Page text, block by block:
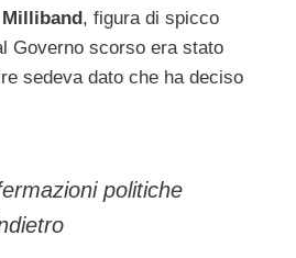
Milliband , figura di spicco
Governo scorso era stato
sedeva dato che ha deciso
politiche